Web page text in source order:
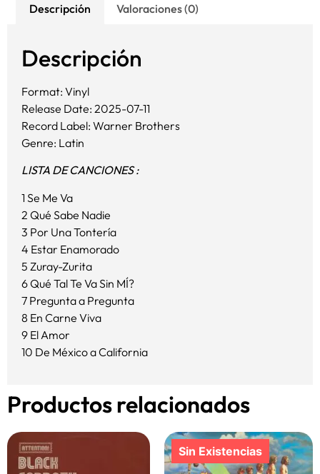
Descripción Valoraciones (0)
Descripción
Format: Vinyl
Release Date: 2025-07-11
Record Label: Warner Brothers
Genre: Latin
LISTA DE CANCIONES :
1 Se Me Va
2 Qué Sabe Nadie
3 Por Una Tontería
4 Estar Enamorado
5 Zuray-Zurita
6 Qué Tal Te Va Sin MÍ?
7 Pregunta a Pregunta
8 En Carne Viva
9 El Amor
10 De México a California
Productos relacionados